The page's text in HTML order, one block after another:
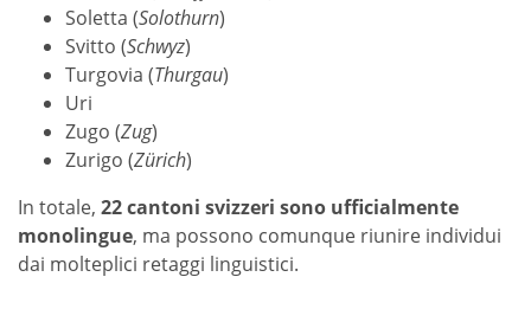
Soletta (Solothurn)
Svitto (Schwyz)
Turgovia (Thurgau)
Uri
Zugo (Zug)
Zurigo (Zürich)
In totale, 22 cantoni svizzeri sono ufficialmente
monolingue, ma possono comunque riunire individui
dai molteplici retaggi linguistici.